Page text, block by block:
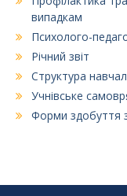
випадкам
Психолого-
Річний звіт
Структура
Учнівське
Форми здобуття